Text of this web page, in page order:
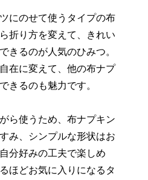
にのせて使うタイプの布
折り方を変えて、きれい
きるのが人気のひみつ。
在に変えて、他の布ナプ
きるのも魅力です。
ら使うため、布ナプキン
み、シンプルな形状はお
分好みの工夫で楽しめ
ほどお気に入りになるタ